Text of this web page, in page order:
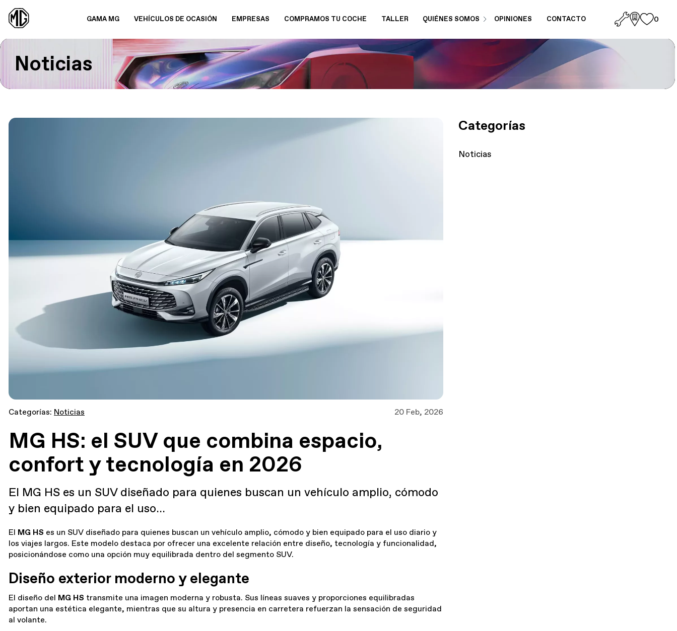
GAMA MG VEHÍCULOS DE OCASIÓN EMPRESAS COMPRAMOS TU COCHE TALLER QUIÉNES SOMOS OPINIONES CONTACTO 0
Noticias
Categorías: Noticias 20 Feb, 2026
MG HS: el SUV que combina espacio,
confort y tecnología en 2026
El MG HS es un SUV diseñado para quienes buscan un vehículo amplio, cómodo
y bien equipado para el uso…
El MG HS es un SUV diseñado para quienes buscan un vehículo amplio, cómodo y bien equipado para el uso diario y
los viajes largos. Este modelo destaca por ofrecer una excelente relación entre diseño, tecnología y funcionalidad,
posicionándose como una opción muy equilibrada dentro del segmento SUV.
Diseño exterior moderno y elegante
El diseño del MG HS transmite una imagen moderna y robusta. Sus líneas suaves y proporciones equilibradas
aportan una estética elegante, mientras que su altura y presencia en carretera refuerzan la sensación de seguridad
al volante.
Categorías
Noticias